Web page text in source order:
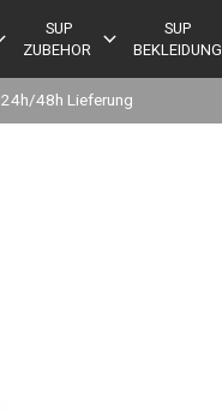
SUP
ZUBEHOR
SUP
BEKLEIDUNG
24h/48h Lieferung